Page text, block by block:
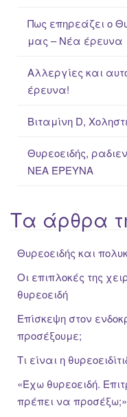
Πως επηρεάζει ο
μας – Νέα έρευνα
Αλλεργίες και
έρευνα!
Βιταμίνη D,
Θυρεοειδής,
ΝΕΑ ΈΡΕΥΝΑ
Τα άρθρα
Θυρεοειδής και
Οι επιπλοκές της
θυρεοειδή
Επίσκεψη στον
προσέξουμε;
Τι είναι η
«Έχω θυρεοειδή.
πρέπει να προσέξω;»